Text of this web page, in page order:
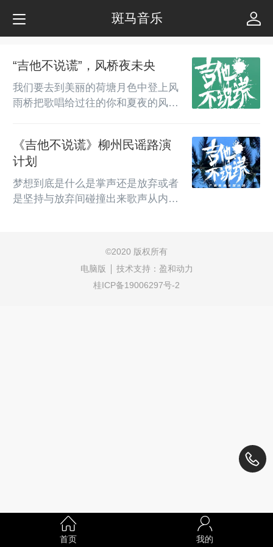
斑马音乐
“吉他不说谎”，风桥夜未央
我们要去到美丽的荷塘月色中登上风
雨桥把歌唱给过往的你和夏夜的风听
州市柳江区百朋和村庄园风雨桥
《吉他不说谎》柳州民谣路演
计划
梦想到底是什么是掌声还是放弃或者
是坚持与放弃间碰撞出来歌声从内心
带来的却是当下最有诚意和态度的音
乐。#吉他不说谎#梦想到底是什么是
©2020 版权所有
电脑版
技术支持： 盈和动力
桂ICP备19006297号-2
首页 我的